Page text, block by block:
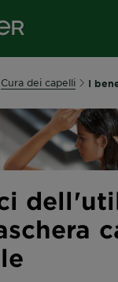
Cura dei capelli I